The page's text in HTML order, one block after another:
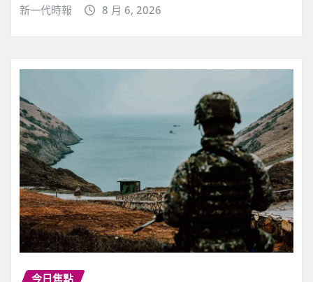
新一代時報 8 月 6, 2026
今日焦點